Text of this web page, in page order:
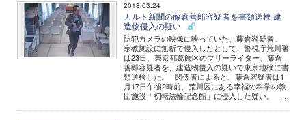
2018.03.24
カルト新聞の藤倉善郎容疑者を書類送検 建
造物侵入の疑い
防犯カメラの映像に映っていた、藤倉容疑者。
宗教施設に無断で侵入したとして、警視庁荒川署
は23日、東京都葛飾区のフリーライター、藤倉
善郎容疑者を、建造物侵入の疑いで東京地検に書
類送検した。 関係者によると、藤倉容疑者は1
月17日午後2時前、荒川区にある幸福の科学の教
団施設「初転法輪記念館」に侵入した疑い。 ...